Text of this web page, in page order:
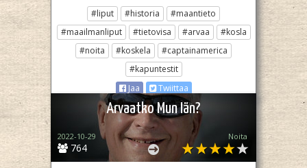
#liput #historia
#maantieto
#maailmanliput
#tietovisa #arvaa
#kosla
#noita
#koskela
#captainamerica
#kapuntestit
Jaa
Twiittaa
Arvaatko Mun Iän?
764
2022-10-29 Noita